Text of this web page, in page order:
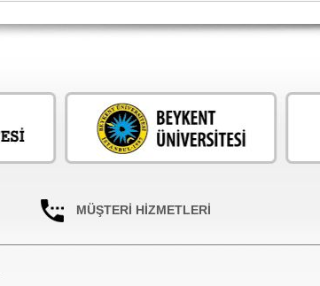
MÜŞTERİ HİZMETLERİ